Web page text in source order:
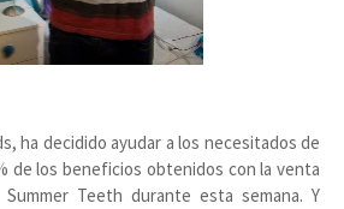
ha decidido ayudar a los necesitados de
de los beneficios obtenidos con la venta
Teeth durante esta semana. Y